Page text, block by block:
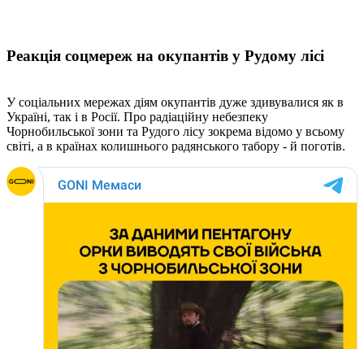
Реакція соцмереж на окупантів у Рудому лісі
У соціальних мережах діям окупантів дуже здивувалися як в
Україні, так і в Росії. Про радіаційну небезпеку
Чорнобильської зони та Рудого лісу зокрема відомо у всьому
світі, а в країнах колишнього радянського табору - й поготів.